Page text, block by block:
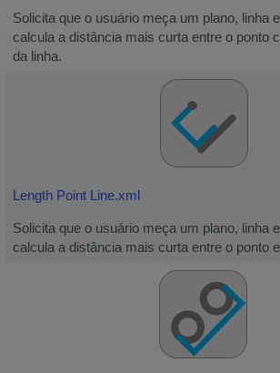
Solicita que o usuário meça um plano, linha
calcula a distância mais curta entre o ponto
da linha.
Length Point Line.xml
Solicita que o usuário meça um plano, linha
calcula a distância mais curta entre o ponto